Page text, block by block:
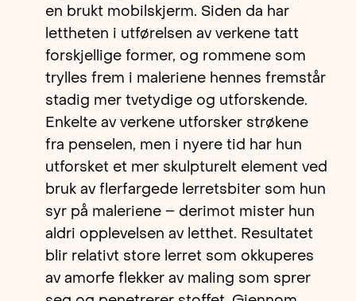
en brukt mobilskjerm. Siden da har
lettheten i utførelsen av verkene tatt
forskjellige former, og rommene som
trylles frem i maleriene hennes fremstår
stadig mer tvetydige og utforskende.
Enkelte av verkene utforsker strøkene
fra penselen, men i nyere tid har hun
utforsket et mer skulpturelt element ved
bruk av flerfargede lerretsbiter som hun
syr på maleriene – derimot mister hun
aldri opplevelsen av letthet. Resultatet
blir relativt store lerret som okkuperes
av amorfe flekker av maling som sprer